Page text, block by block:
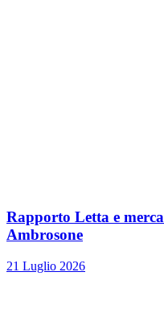
Rapporto Letta e
Ambrosone
21 Luglio 2026